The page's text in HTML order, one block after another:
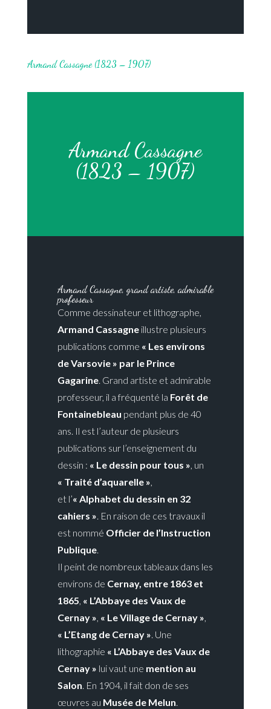
Armand Cassagne (1823 – 1907)
Armand Cassagne
(1823 – 1907)
Armand Cassagne, grand artiste, admirable
professeur
Comme dessinateur et lithographe,
Armand Cassagneillustre plusieurs
publications comme « Les environs
de Varsovie » par le Prince
Gagarine. Grand artiste et admirable
professeur, il a fréquenté la Forêt de
Fontainebleau pendant plus de 40
ans. Il est l’auteur de plusieurs
publications sur l’enseignement du
dessin : « Le dessin pour tous », un
« Traité d’aquarelle »,
et l’« Alphabet du dessin en 32
cahiers ». En raison de ces travaux il
est nommé Officier de l’Instruction
Publique.
Il peint de nombreux tableaux dans les
environs de Cernay, entre 1863 et
1865, « L’Abbaye des Vaux de
Cernay », « Le Village de Cernay »,
« L’Etang de Cernay ». Une
lithographie « L’Abbaye des Vaux de
Cernay » lui vaut une mention au
Salon. En 1904, il fait don de ses
œuvres au Musée de Melun.